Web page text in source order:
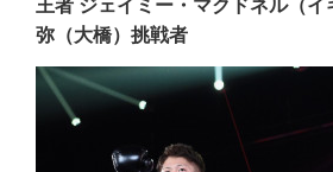
弥（大橋）挑戦者